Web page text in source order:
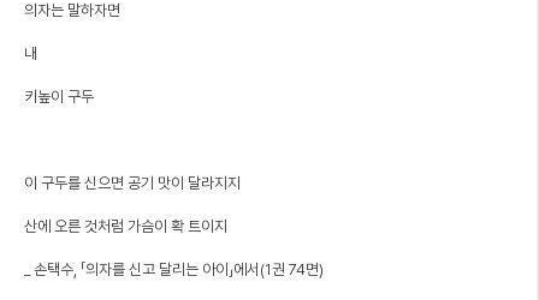
의자는 말하자면
내
키높이 구두
이 구두를 신으면 공기 맛이 달라지지
산에 오른 것처럼 가슴이 확 트이지
_ 손택수, 「의자를 신고 달리는 아이」에서(1권 74면)